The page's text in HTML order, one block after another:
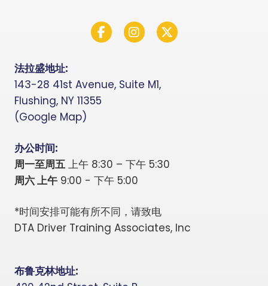
FacebookInstagram
Twitter X
法拉盛地址:
143-28 41st Avenue, Suite M1,
Flushing, NY 11355
(Google Map)
办公时间:
周一至周五 上午 8:30 – 下午 5:30
周六 上午 9:00 - 下午 5:00
*时间安排可能有所不同，请致电
DTA Driver Training Associates, Inc
布鲁克林地址: